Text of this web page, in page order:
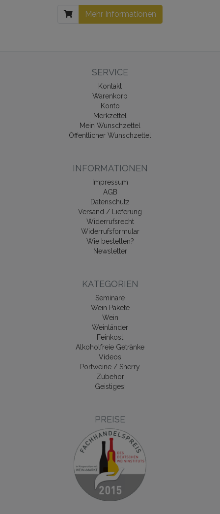
Mehr Informationen
SERVICE
Kontakt
Warenkorb
Konto
Merkzettel
Mein Wunschzettel
Öffentlicher Wunschzettel
INFORMATIONEN
Impressum
AGB
Datenschutz
Versand / Lieferung
Widerrufsrecht
Widerrufsformular
Wie bestellen?
Newsletter
KATEGORIEN
Seminare
Wein Pakete
Wein
Weinländer
Feinkost
Alkoholfreie Getränke
Videos
Portweine / Sherry
Zubehör
Geistiges!
PREISE